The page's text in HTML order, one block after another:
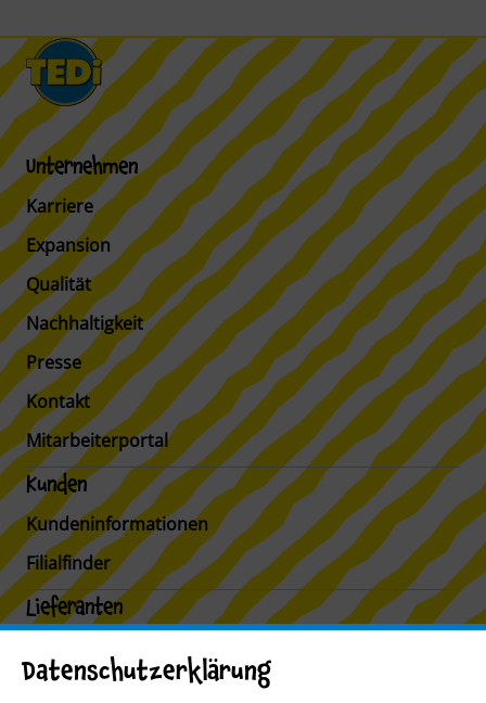
Unternehmen
Karriere
Expansion
Qualität
Nachhaltigkeit
Presse
Kontakt
Mitarbeiterportal
Kunden
Kundeninformationen
Filialfinder
Lieferanten
Filialfinder
Datenschutzerklärung